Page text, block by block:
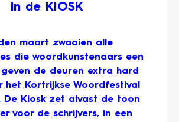
in de KIOSK
maart zwaaien alle
die woordkunstenaars een
de deuren extra hard
het Kortrijkse Woordfestival
De Kiosk zet alvast de toon
voor de schrijvers, in een